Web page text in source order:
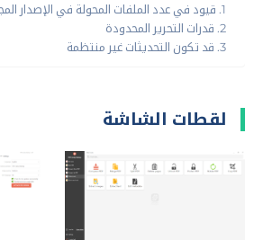
1. قيود في عدد الملفات المحولة في الإصدار المجاني
2. قدرات التحرير المحدودة
3. قد تكون التحديثات غير منتظمة
لقطات الشاشة